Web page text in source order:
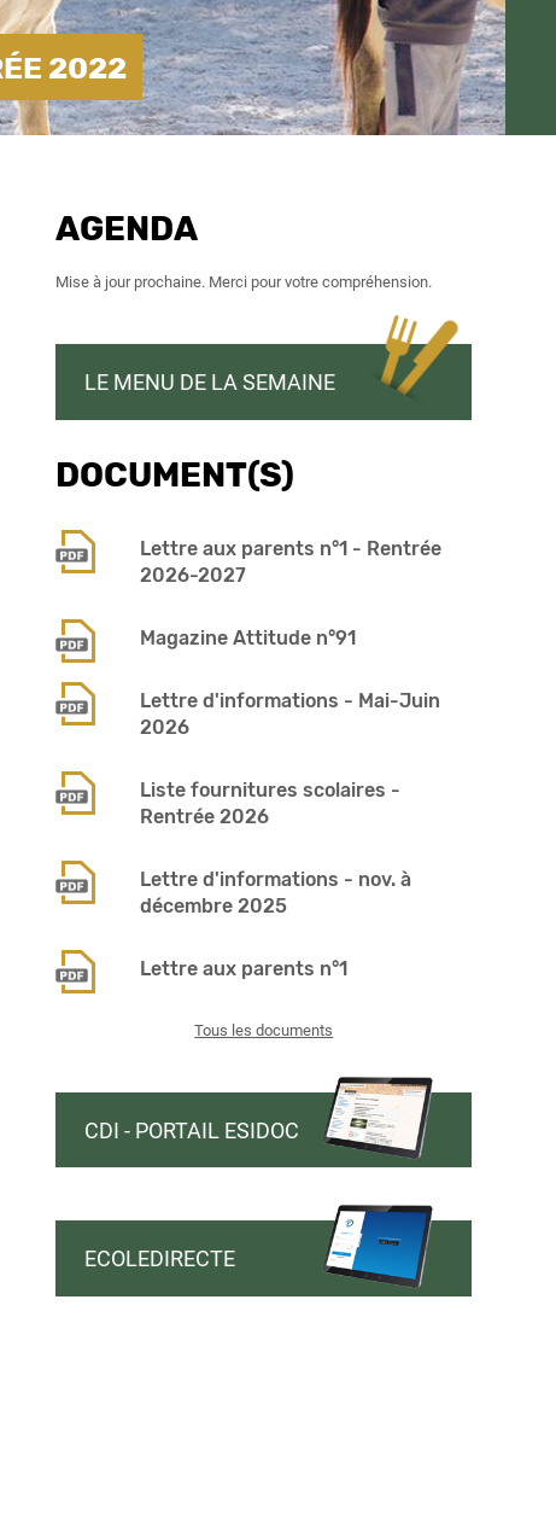
2022
AGENDA
Mise à jour prochaine. Merci pour votre compréhension.
LE MENU DE LA SEMAINE
DOCUMENT(S)
Lettre aux parents n°1 - Rentrée
2026-2027
Magazine Attitude n°91
Lettre d'informations - Mai-Juin
2026
Liste fournitures scolaires -
Rentrée 2026
Lettre d'informations - nov. à
décembre 2025
Lettre aux parents n°1
Tous les documents
CDI - PORTAIL ESIDOC
ECOLEDIRECTE